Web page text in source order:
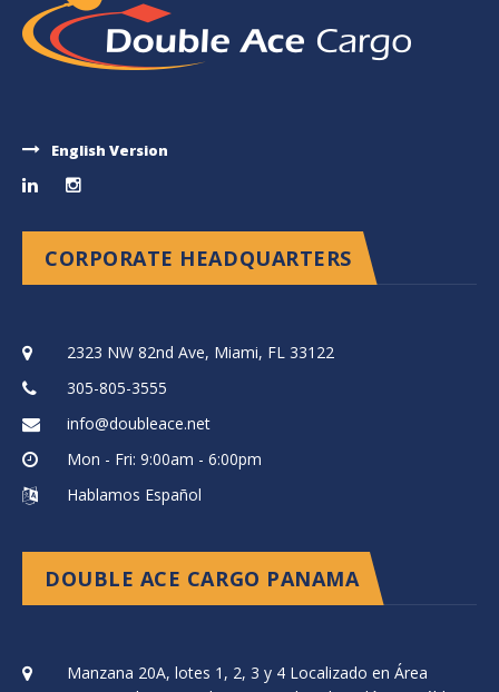
English Version
CORPORATE HEADQUARTERS
2323 NW 82nd Ave, Miami, FL 33122
305-805-3555
info@doubleace.net
Mon - Fri: 9:00am - 6:00pm
Hablamos Español
DOUBLE ACE CARGO PANAMA
Manzana 20A, lotes 1, 2, 3 y 4 Localizado en Área